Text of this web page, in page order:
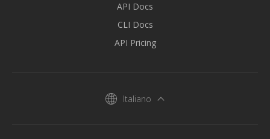
API Docs
CLI Docs
API Pricing
Italiano